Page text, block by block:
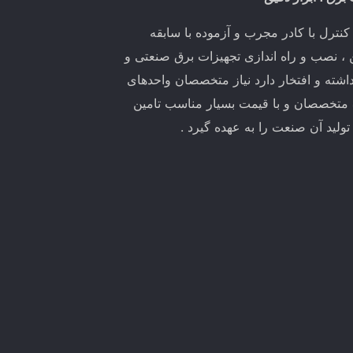
با کادر مجرب و آزموده با سابقه
، نصب و راه اندازی تجهیزات برق صنعتی و
و افتخار دارد نیاز متخصصان واحدهای
متخصصان و با قیمت بسیار مناسب تامین
آن صنعت را به عهده گیرد .